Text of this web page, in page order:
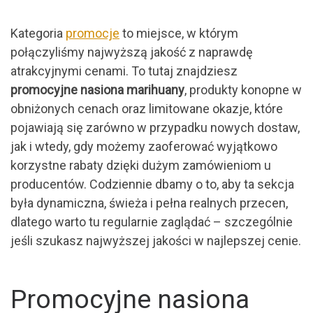
Kategoria promocje to miejsce, w którym
połączyliśmy najwyższą jakość z naprawdę
atrakcyjnymi cenami. To tutaj znajdziesz
promocyjne nasiona marihuany, produkty konopne w
obniżonych cenach oraz limitowane okazje, które
pojawiają się zarówno w przypadku nowych dostaw,
jak i wtedy, gdy możemy zaoferować wyjątkowo
korzystne rabaty dzięki dużym zamówieniom u
producentów. Codziennie dbamy o to, aby ta sekcja
była dynamiczna, świeża i pełna realnych przecen,
dlatego warto tu regularnie zaglądać – szczególnie
jeśli szukasz najwyższej jakości w najlepszej cenie.
Promocyjne nasiona